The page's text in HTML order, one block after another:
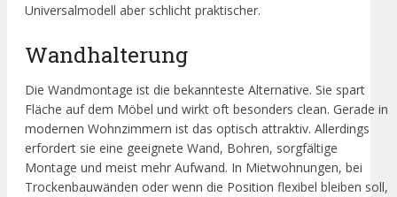
Universalmodell aber schlicht praktischer.
Wandhalterung
Die Wandmontage ist die bekannteste Alternative. Sie spart
Fläche auf dem Möbel und wirkt oft besonders clean. Gerade in
modernen Wohnzimmern ist das optisch attraktiv. Allerdings
erfordert sie eine geeignete Wand, Bohren, sorgfältige
Montage und meist mehr Aufwand. In Mietwohnungen, bei
Trockenbauwänden oder wenn die Position flexibel bleiben soll,